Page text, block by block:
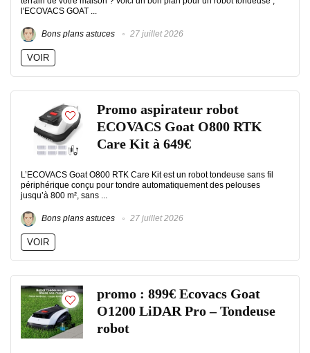
l'ECOVACS GOAT ...
Bons plans astuces 27 juillet 2026
VOIR
Promo aspirateur robot
ECOVACS Goat O800 RTK
Care Kit à 649€
L’ECOVACS Goat O800 RTK Care Kit est un robot tondeuse sans fil
périphérique conçu pour tondre automatiquement des pelouses
jusqu’à 800 m², sans ...
Bons plans astuces 27 juillet 2026
VOIR
promo : 899€ Ecovacs Goat
O1200 LiDAR Pro – Tondeuse
robot